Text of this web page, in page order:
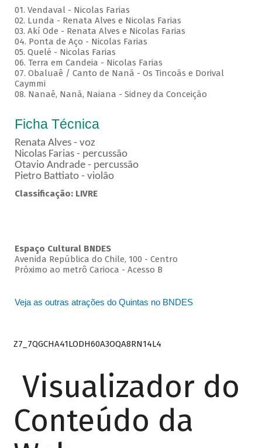
01. Vendaval - Nicolas Farias
02. Lunda - Renata Alves e Nicolas Farias
03. Akí Ode - Renata Alves e Nicolas Farias
04. Ponta de Aço - Nicolas Farias
05. Quelé - Nicolas Farias
06. Terra em Candeia - Nicolas Farias
07. Obaluaê / Canto de Nanã - Os Tincoãs e Dorival
Caymmi
08. Nanaê, Nanã, Naiana - Sidney da Conceição
Ficha Técnica
Renata Alves - voz
Nicolas Farias - percussão
Otavio Andrade - percussão
Pietro Battiato - violão
Classificação: LIVRE
Espaço Cultural BNDES
Avenida República do Chile, 100 - Centro
Próximo ao metrô Carioca - Acesso B
Veja as outras atrações do Quintas no BNDES
Z7_7QGCHA41LODH60A3OQA8RN14L4
Visualizador do
Conteúdo da